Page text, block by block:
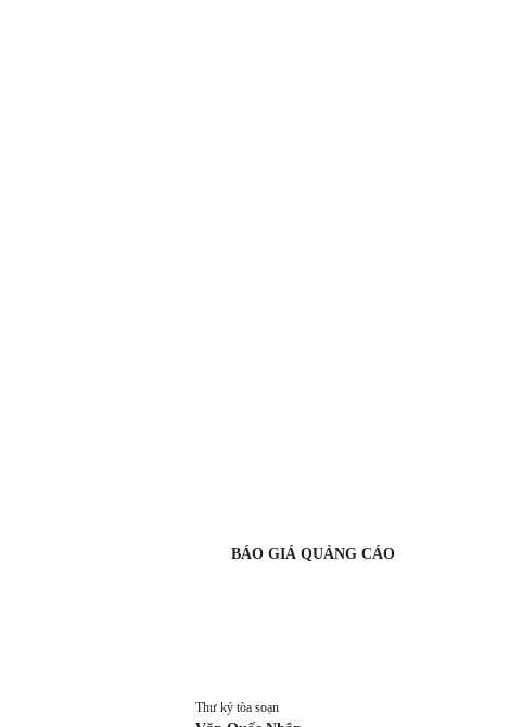
BÁO GIÁ QUẢNG CÁO
Thư ký tòa soạn